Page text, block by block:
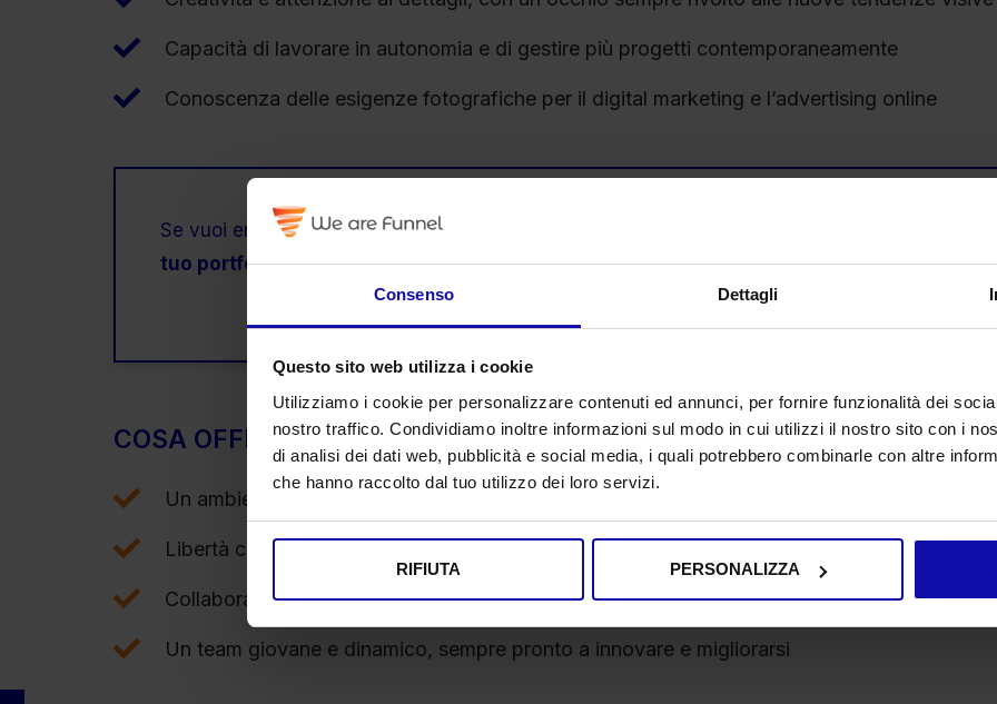
Consenso Dettagli
Questo sito web utilizza i cookie
Utilizziamo i cookie per personalizzare contenuti ed annunci, per fornire funzionalità dei
nostro traffico. Condividiamo inoltre informazioni sul modo in cui utilizzi il nostro sito con i
di analisi dei dati web, pubblicità e social media, i quali potrebbero combinarle con altre
che hanno raccolto dal tuo utilizzo dei loro servizi.
RIFIUTA PERSONALIZZA
Capacità di lavorare in autonomia e di gestire più progetti contemporaneamente
Conoscenza delle esigenze fotografiche per il digital marketing e l’advertising online
Se vuoi entrare a far parte di We Are Funnel e realizzare immagini che fanno la differenza
tuo portfolio fotografico!
COSA OFFRIAMO
Un ambiente dinamico e stimolante, con un team giovane e ambizioso
Libertà creativa e opportunità di contribuire alla strategia visiva dei clienti
Collaborazione con brand di alto livello e settori diversi
Un team giovane e dinamico, sempre pronto a innovare e migliorarsi